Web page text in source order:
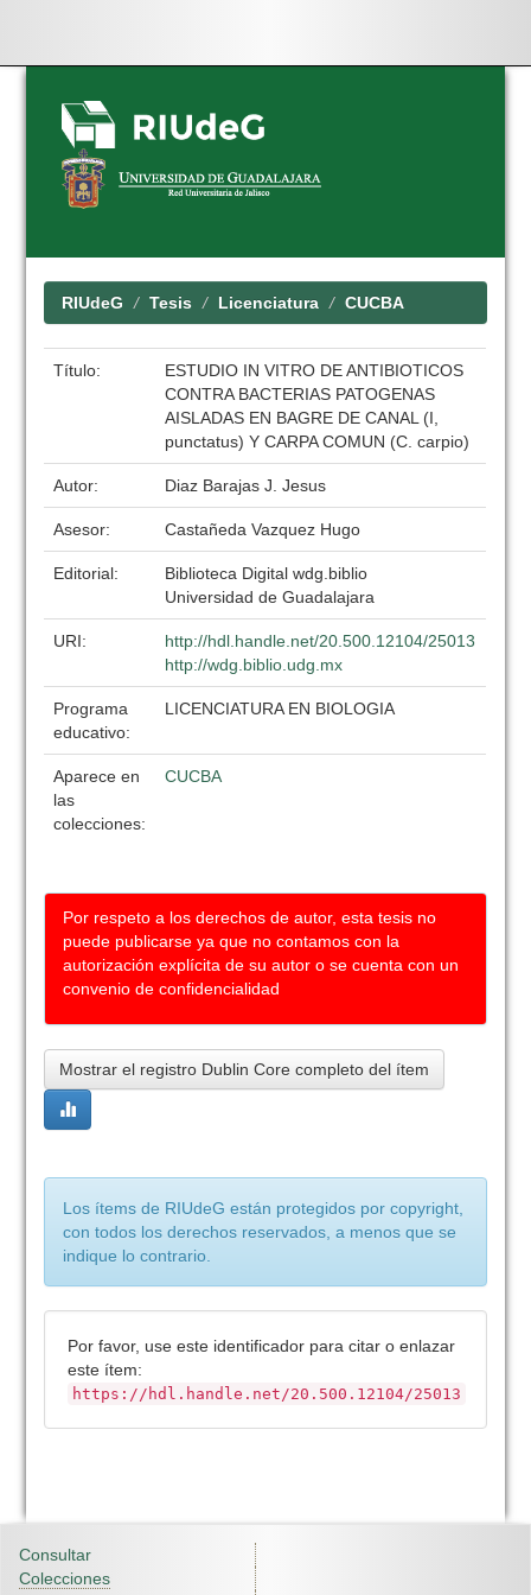
Skip
navigation
RIUdeG Tesis Licenciatura CUCBA
Título:
ESTUDIO IN VITRO DE ANTIBIOTICOS
CONTRA BACTERIAS PATOGENAS
AISLADAS EN BAGRE DE CANAL (I,
punctatus) Y CARPA COMUN (C. carpio)
Autor: Diaz Barajas J. Jesus
Asesor: Castañeda Vazquez Hugo
Editorial:
Biblioteca Digital wdg.biblio
Universidad de Guadalajara
URI:
http://hdl.handle.net/20.500.12104/25013
http://wdg.biblio.udg.mx
Programa
educativo:
LICENCIATURA EN BIOLOGIA
Aparece en
las
colecciones:
CUCBA
Por respeto a los derechos de autor, esta tesis no
puede publicarse ya que no contamos con la
autorización explícita de su autor o se cuenta con un
convenio de confidencialidad
Mostrar el registro Dublin Core completo del ítem
Los ítems de RIUdeG están protegidos por copyright,
con todos los derechos reservados, a menos que se
indique lo contrario.
Por favor, use este identificador para citar o enlazar
este ítem:
https://hdl.handle.net/20.500.12104/25013
Consultar
Colecciones